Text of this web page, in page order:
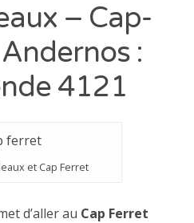
– Cap-
:
4121
et Cap Ferret
d’aller au Cap Ferret